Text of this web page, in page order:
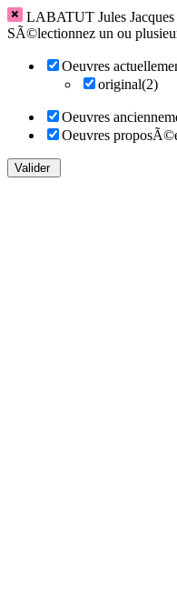
LABATUT Jules Jacques
SÃ©lectionnez un ou
Oeuvres
original(2)
Oeuvres
Oeuvres
Valider